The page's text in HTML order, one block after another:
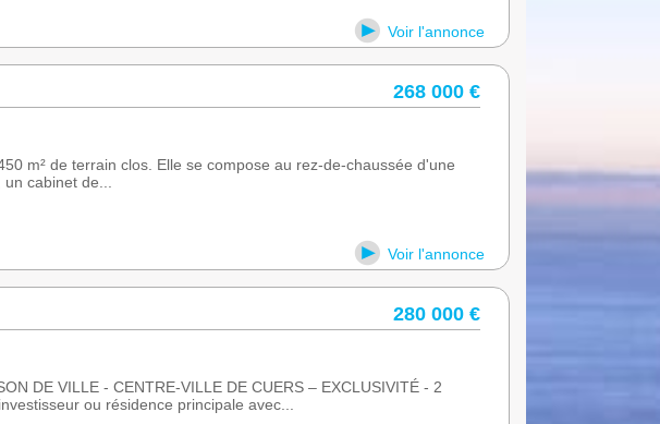
Voir l'annonce
268 000 €
m² de terrain clos. Elle se compose au rez-de-chaussée d'une
cabinet de...
Voir l'annonce
280 000 €
DE VILLE - CENTRE-VILLE DE CUERS – EXCLUSIVITÉ - 2
ou résidence principale avec...